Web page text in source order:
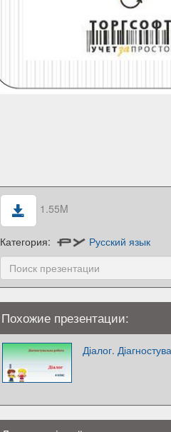
1.55M
Категория: Русский язык
Похожие презентации:
Діалог.